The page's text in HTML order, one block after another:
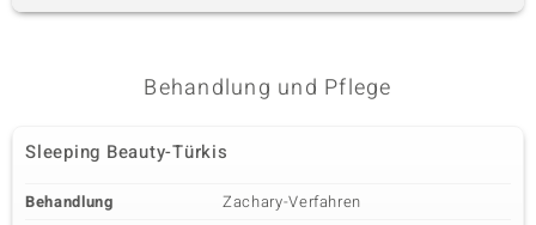
Behandlung und Pflege
Sleeping Beauty-Türkis
Behandlung Zachary-Verfahren